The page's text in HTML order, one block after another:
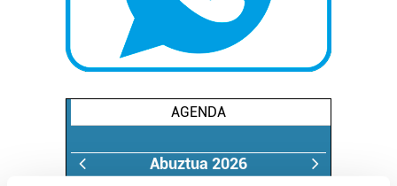
AGENDA
Abuztua 2026